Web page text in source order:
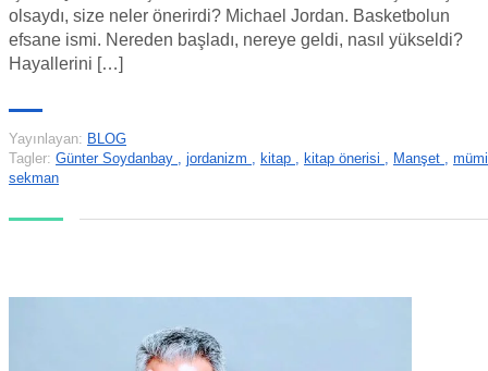
olsaydı, size neler önerirdi? Michael Jordan. Basketbolun
efsane ismi. Nereden başladı, nereye geldi, nasıl yükseldi?
Hayallerini […]
Yayınlayan: BLOG
Tagler: Günter Soydanbay , jordanizm , kitap , kitap önerisi , Manşet ,
sekman